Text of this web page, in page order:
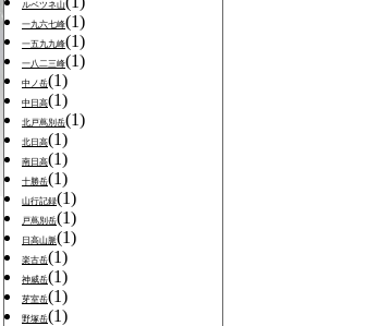
ルベツネ山
一九六七峰(1)
一五九九峰(1)
一八二三峰(1)
中ノ岳(1)
中日高(1)
北戸蔦別岳(1)
北日高(1)
南日高(1)
十勝岳(1)
山行記録(1)
戸蔦別岳(1)
日高山脈(1)
楽古岳(1)
神威岳(1)
芽室岳(1)
野塚岳(1)